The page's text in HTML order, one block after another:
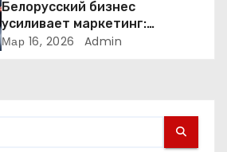
Белорусский бизнес
усиливает маркетинг:
компании меняют стратегии
Мар 16, 2026 Admin